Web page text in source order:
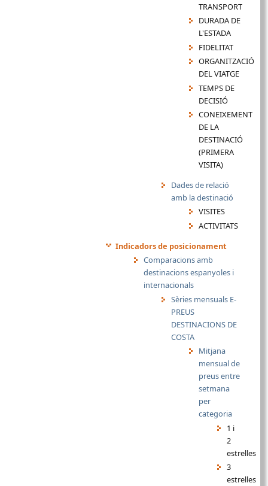
TRANSPORT
DURADA DE
L'ESTADA
FIDELITAT
ORGANITZACIÓ
DEL VIATGE
TEMPS DE
DECISIÓ
CONEIXEMENT
DE LA
DESTINACIÓ
(PRIMERA
VISITA)
Dades de relació
amb la destinació
VISITES
ACTIVITATS
Indicadors de posicionament
Comparacions amb
destinacions espanyoles i
internacionals
Sèries mensuals E-
PREUS
DESTINACIONS DE
COSTA
Mitjana
mensual de
preus entre
setmana
per
categoria
1 i
2
estrelles
3
estrelles